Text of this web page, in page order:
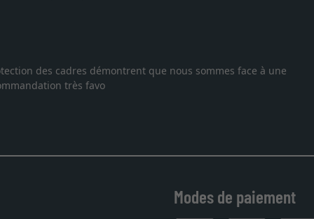
des cadres démontrent que nous sommes face à une
très favo
Modes de paiement